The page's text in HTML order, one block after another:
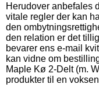
Herudover anbefales
vitale regler der kan
den
den relation er det
bevarer ens e-mail
kan vidne om
Maple Kø 2-Delt (m.
produkter til en